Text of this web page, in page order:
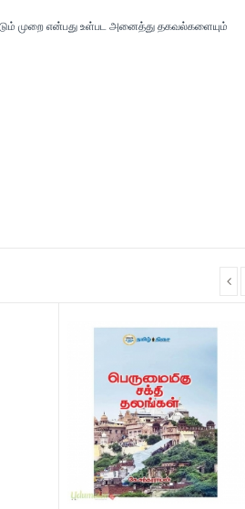
முறை என்பது உள்பட அனைத்து தகவல்களையும்